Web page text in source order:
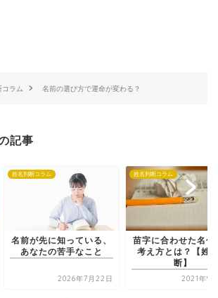
コラム 名前の選び方で運命が変わる？
記事
姓名判断コラム
名前が先に知っている、
あなたの苦手なこと
2026年7月22日
姓名判断コラム
苗字に合わせた名付
考え方とは？【姓
断】
2021年9